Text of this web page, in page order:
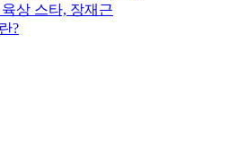
상 스타, 장재근
?